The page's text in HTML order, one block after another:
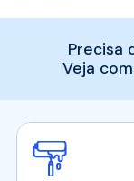
Precisa
Veja